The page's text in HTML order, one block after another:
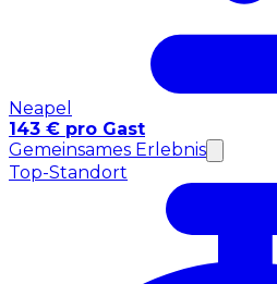
Neapel
143 € pro Gast
Gemeinsames Erlebnis
Top-Standort